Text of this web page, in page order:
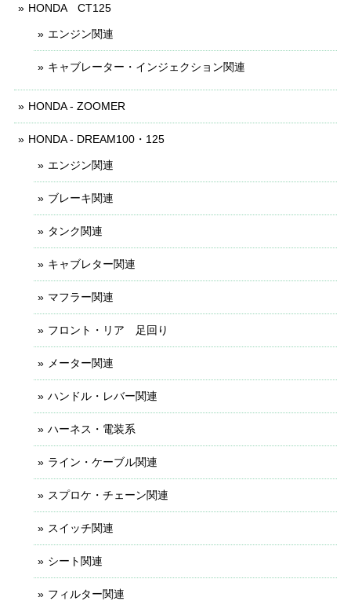
HONDA CT125
エンジン関連
キャブレーター・インジェクション関連
HONDA - ZOOMER
HONDA - DREAM100・125
エンジン関連
ブレーキ関連
タンク関連
キャブレター関連
マフラー関連
フロント・リア 足回り
メーター関連
ハンドル・レバー関連
ハーネス・電装系
ライン・ケーブル関連
スプロケ・チェーン関連
スイッチ関連
シート関連
フィルター関連